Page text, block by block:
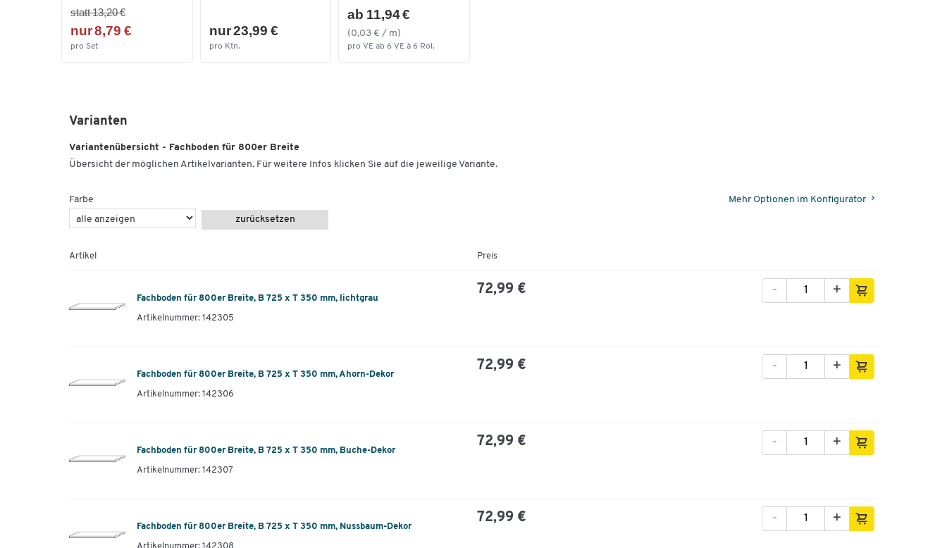
statt 13,20 €
nur 8,79 €
pro Set
nur 23,99 €
pro Ktn.
ab 11,94 €
(0,03 € / m)
pro VE ab 6 VE à 6 Rol.
Varianten
Variantenübersicht - Fachboden für 800er Breite
Übersicht der möglichen Artikelvarianten. Für weitere Infos klicken Sie auf die jeweilige Variante.
Farbe
zurücksetzen
Mehr Optionen im Konfigurator
Artikel Preis
Fachboden für 800er Breite, B 725 x T 350 mm, lichtgrau
Artikelnummer: 142305
72,99 € +
-
Fachboden für 800er Breite, B 725 x T 350 mm, Ahorn-Dekor
Artikelnummer: 142306
72,99 € +
-
Fachboden für 800er Breite, B 725 x T 350 mm, Buche-Dekor
Artikelnummer: 142307
72,99 € +
-
Fachboden für 800er Breite, B 725 x T 350 mm, Nussbaum-Dekor
72,99 € +
-